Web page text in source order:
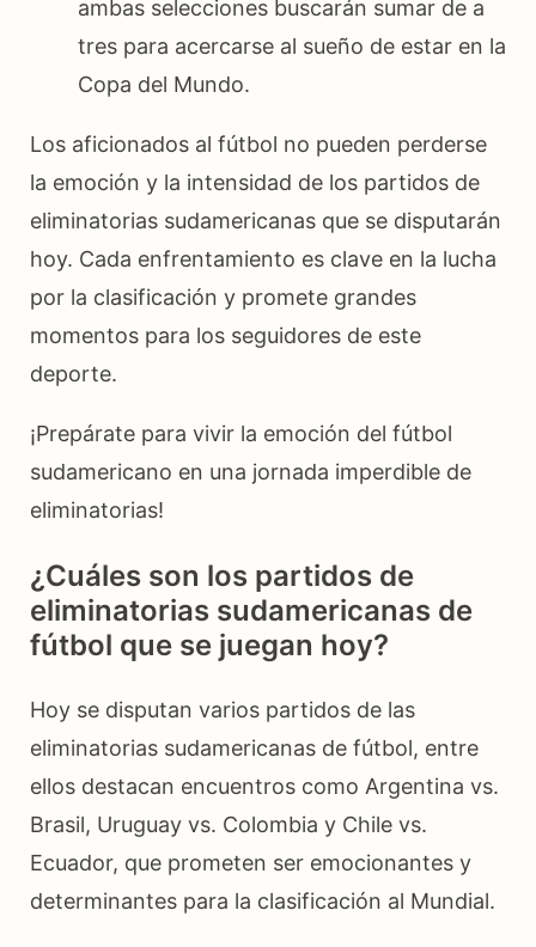
ambas selecciones buscarán sumar de a
tres para acercarse al sueño de estar en la
Copa del Mundo.
Los aficionados al fútbol no pueden perderse
la emoción y la intensidad de los partidos de
eliminatorias sudamericanas que se disputarán
hoy. Cada enfrentamiento es clave en la lucha
por la clasificación y promete grandes
momentos para los seguidores de este
deporte.
¡Prepárate para vivir la emoción del fútbol
sudamericano en una jornada imperdible de
eliminatorias!
¿Cuáles son los partidos de
eliminatorias sudamericanas de
fútbol que se juegan hoy?
Hoy se disputan varios partidos de las
eliminatorias sudamericanas de fútbol, entre
ellos destacan encuentros como Argentina vs.
Brasil, Uruguay vs. Colombia y Chile vs.
Ecuador, que prometen ser emocionantes y
determinantes para la clasificación al Mundial.